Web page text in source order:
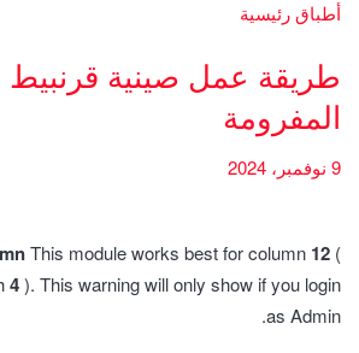
أطباق رئيسية
طريقة عمل صينية قرنبيط
المفرومة
9 نوفمبر، 2024
This module works best for column 12 (
4). This warning will only show if you login
as Admin.